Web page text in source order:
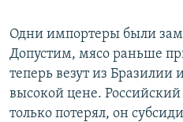
Одни импортеры были
Допустим, мясо раньше
теперь везут из Бразилии
высокой цене.
только потерял, он